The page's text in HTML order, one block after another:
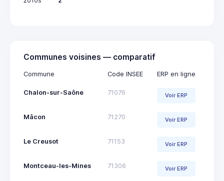
Communes voisines — comparatif
Commune Code INSEE ERP en ligne
Chalon-sur-Saône 71076 Voir ERP
Mâcon 71270 Voir ERP
Le Creusot 71153 Voir ERP
Montceau-les-Mines 71306 Voir ERP